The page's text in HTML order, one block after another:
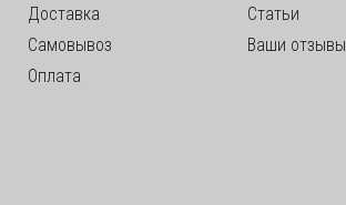
Доставка
Самовывоз
Оплата
Статьи
Ваши отзывы